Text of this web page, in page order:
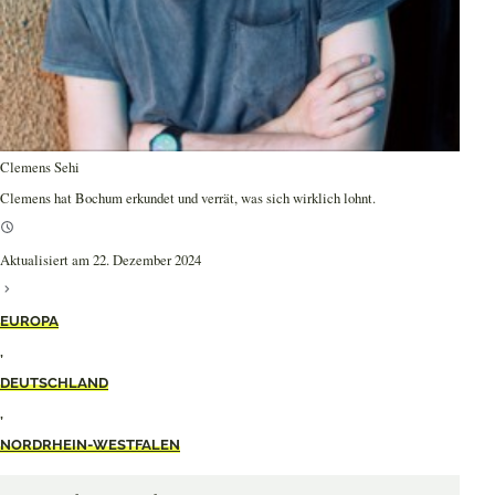
Clemens Sehi
Clemens hat Bochum erkundet und verrät, was sich wirklich lohnt.
Aktualisiert am 22. Dezember 2024
EUROPA
,
DEUTSCHLAND
,
NORDRHEIN-WESTFALEN